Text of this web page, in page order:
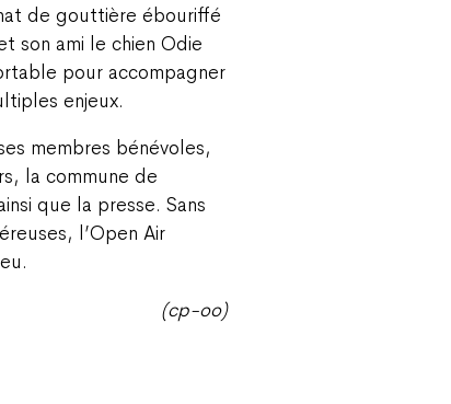
de gouttière ébouriffé
son ami le chien Odie
pour accompagner
enjeux.
membres bénévoles,
la commune de
que la presse. Sans
l’Open Air
(cp-oo)